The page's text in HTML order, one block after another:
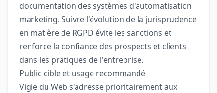
documentation des systèmes d'automatisation
marketing. Suivre l'évolution de la jurisprudence
en matière de RGPD évite les sanctions et
renforce la confiance des prospects et clients
dans les pratiques de l'entreprise.
Public cible et usage recommandé
Vigie du Web s'adresse prioritairement aux